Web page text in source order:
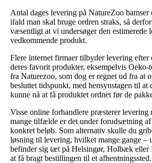
Antal dages levering på NatureZoo
ifald man skal bruge ordren straks, så
væsentligt at vi undersøger den estimerede
vedkommende produkt.
Flere internet firmaer tilbyder levering efter
deres favorit produkter, eksempelvis
fra Naturezoo, som dog er regnet ud fra at
besluttet tidspunkt, med hensynstagen til at
kunne nå at få produktet ordnet før de
Visse online forhandlere præsterer levering
mange tilfælde er det under forudsætning
konkret beløb. Som alternativ skulle du
løsning til levering, hvilket mange gange –
befinder sig tæt på Helsingør, Holbæk
at få bragt bestillingen til et afhentningssted.